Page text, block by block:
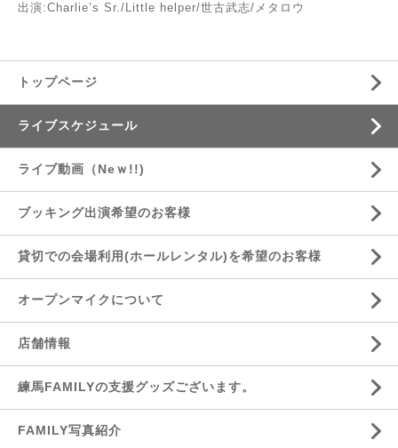
出演:Charlie’s Sr./Little helper/世古武志/メタロウ
トップページ
ライブスケジュール
ライブ動画（Neｗ!!)
ブッキング出演希望のお客様
貸切での会場利用(ホールレンタル)を希望のお客様
オープンマイクについて
店舗情報
練馬FAMILYの支援グッズございます。
FAMILY写真紹介